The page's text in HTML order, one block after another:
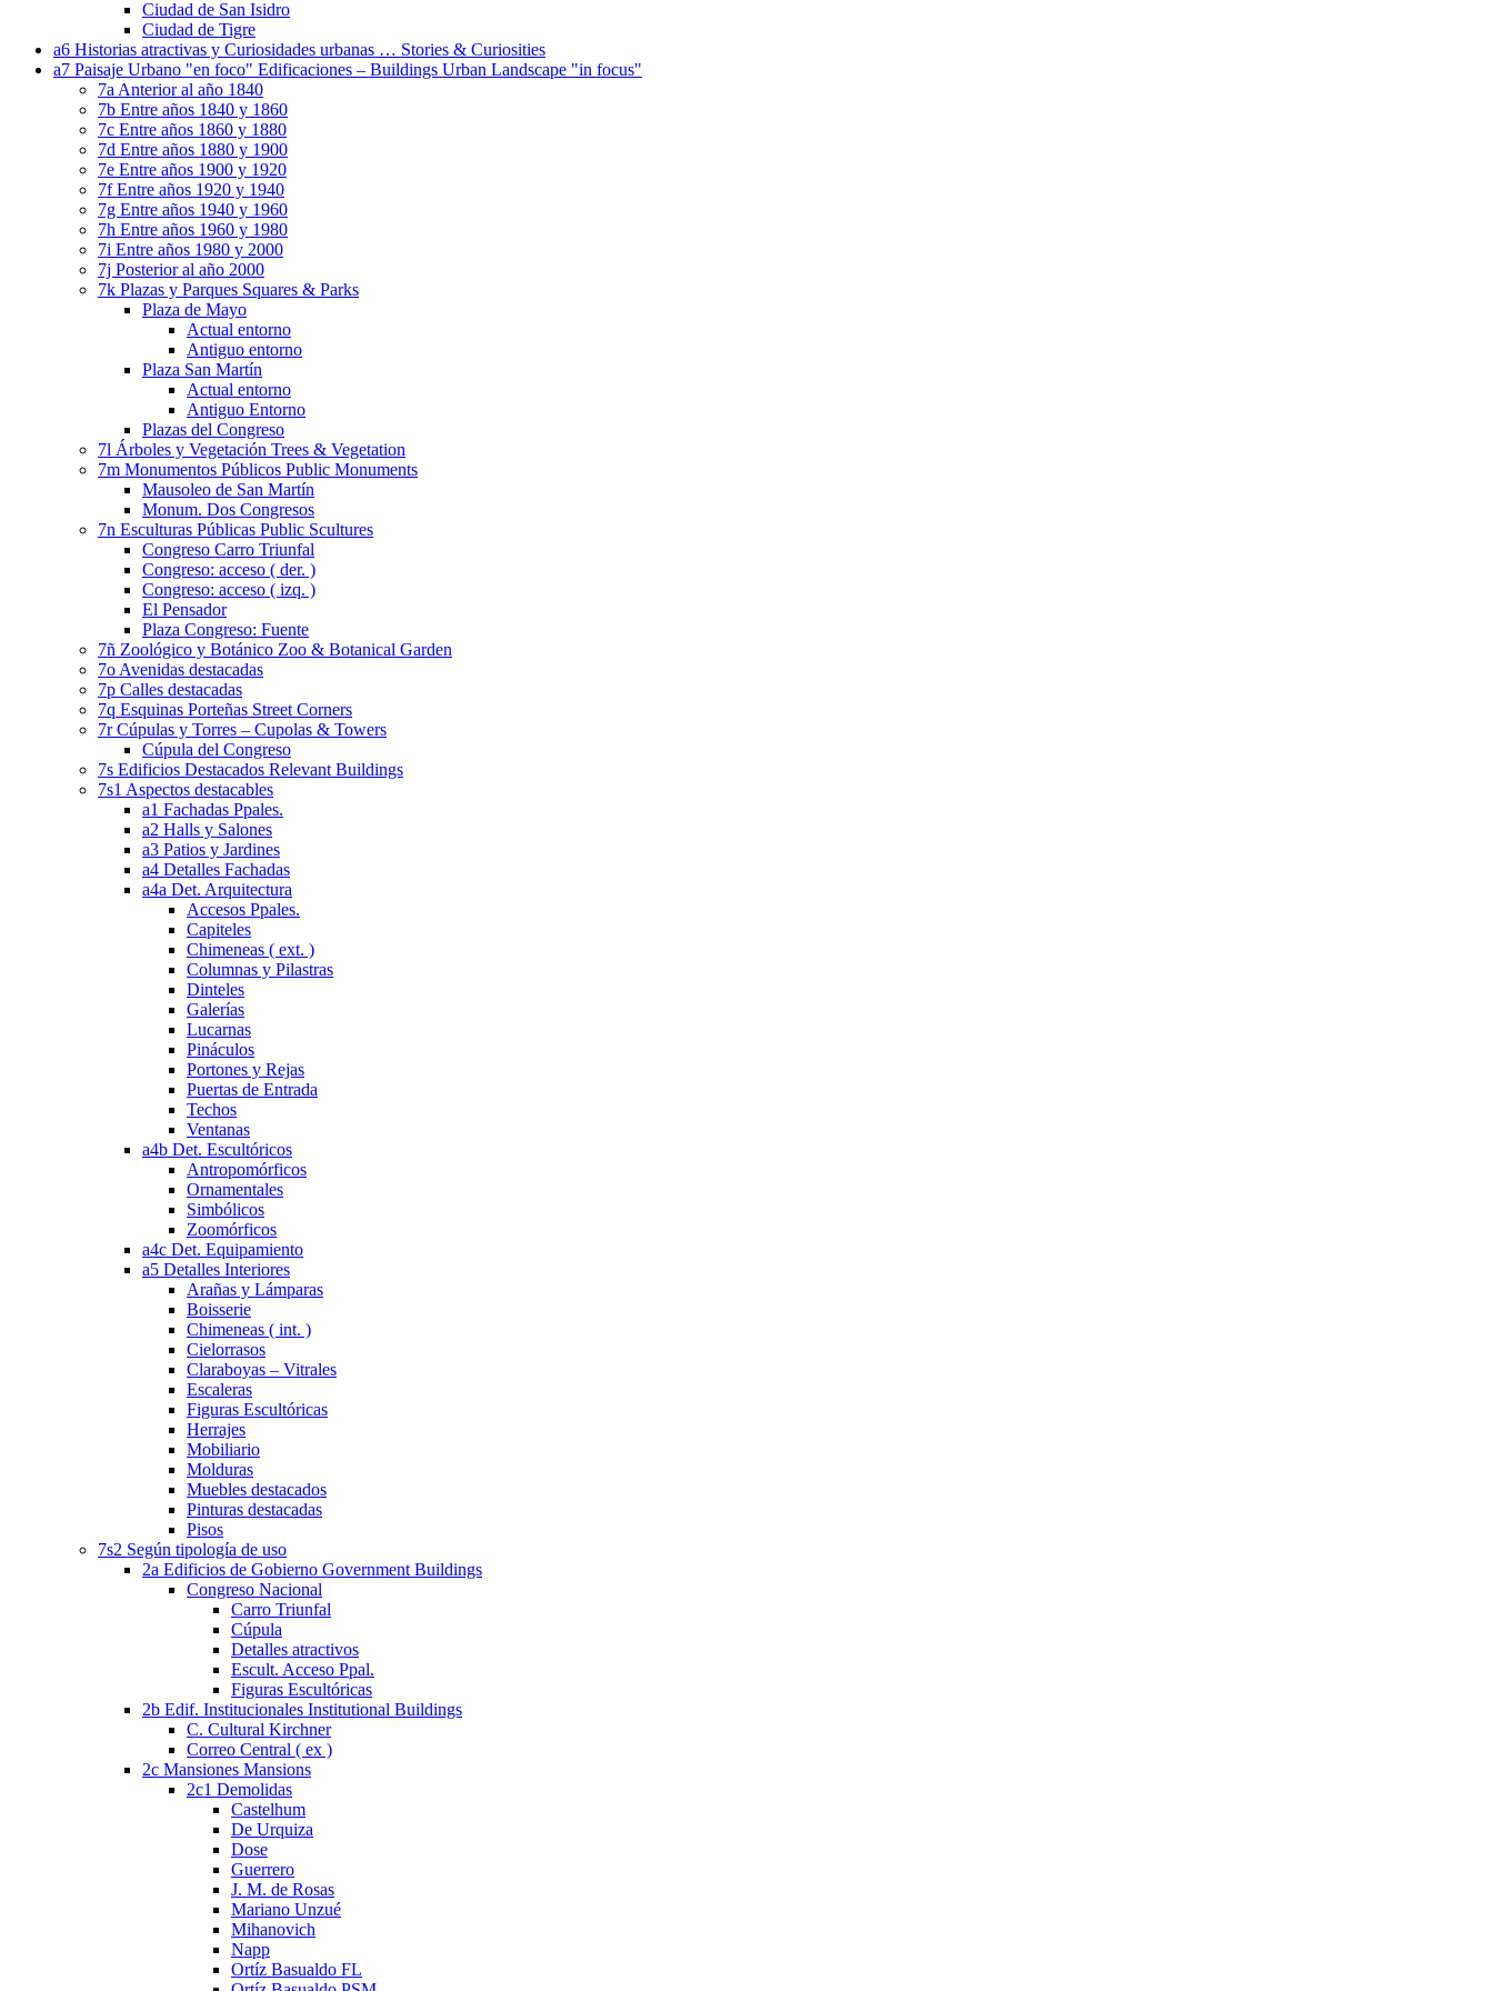
Ciudad de San Isidro
Ciudad de Tigre
a6 Historias atractivas y Curiosidades urbanas … Stories & Curiosities
a7 Paisaje Urbano "en foco" Edificaciones – Buildings Urban Landscape "in focus"
7a Anterior al año 1840
7b Entre años 1840 y 1860
7c Entre años 1860 y 1880
7d Entre años 1880 y 1900
7e Entre años 1900 y 1920
7f Entre años 1920 y 1940
7g Entre años 1940 y 1960
7h Entre años 1960 y 1980
7i Entre años 1980 y 2000
7j Posterior al año 2000
7k Plazas y Parques Squares & Parks
Plaza de Mayo
Actual entorno
Antiguo entorno
Plaza San Martín
Actual entorno
Antiguo Entorno
Plazas del Congreso
7l Árboles y Vegetación Trees & Vegetation
7m Monumentos Públicos Public Monuments
Mausoleo de San Martín
Monum. Dos Congresos
7n Esculturas Públicas Public Scultures
Congreso Carro Triunfal
Congreso: acceso ( der. )
Congreso: acceso ( izq. )
El Pensador
Plaza Congreso: Fuente
7ñ Zoológico y Botánico Zoo & Botanical Garden
7o Avenidas destacadas
7p Calles destacadas
7q Esquinas Porteñas Street Corners
7r Cúpulas y Torres – Cupolas & Towers
Cúpula del Congreso
7s Edificios Destacados Relevant Buildings
7s1 Aspectos destacables
a1 Fachadas Ppales.
a2 Halls y Salones
a3 Patios y Jardines
a4 Detalles Fachadas
a4a Det. Arquitectura
Accesos Ppales.
Capiteles
Chimeneas ( ext. )
Columnas y Pilastras
Dinteles
Galerías
Lucarnas
Pináculos
Portones y Rejas
Puertas de Entrada
Techos
Ventanas
a4b Det. Escultóricos
Antropomórficos
Ornamentales
Simbólicos
Zoomórficos
a4c Det. Equipamiento
a5 Detalles Interiores
Arañas y Lámparas
Boisserie
Chimeneas ( int. )
Cielorrasos
Claraboyas – Vitrales
Escaleras
Figuras Escultóricas
Herrajes
Mobiliario
Molduras
Muebles destacados
Pinturas destacadas
Pisos
7s2 Según tipología de uso
2a Edificios de Gobierno Government Buildings
Congreso Nacional
Carro Triunfal
Cúpula
Detalles atractivos
Escult. Acceso Ppal.
Figuras Escultóricas
2b Edif. Institucionales Institutional Buildings
C. Cultural Kirchner
Correo Central ( ex )
2c Mansiones Mansions
2c1 Demolidas
Castelhum
De Urquiza
Dose
Guerrero
J. M. de Rosas
Mariano Unzué
Mihanovich
Napp
Ortíz Basualdo FL